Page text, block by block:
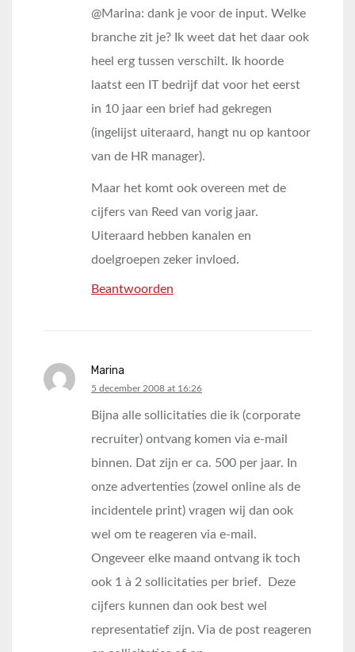
@Marina: dank je voor de input. Welke
branche zit je? Ik weet dat het daar ook
heel erg tussen verschilt. Ik hoorde
laatst een IT bedrijf dat voor het eerst
in 10 jaar een brief had gekregen
(ingelijst uiteraard, hangt nu op kantoor
van de HR manager).
Maar het komt ook overeen met de
cijfers van Reed van vorig jaar.
Uiteraard hebben kanalen en
doelgroepen zeker invloed.
Beantwoorden
Marina
says:
5 december 2008 at 16:26
Bijna alle sollicitaties die ik (corporate
recruiter) ontvang komen via e-mail
binnen. Dat zijn er ca. 500 per jaar. In
onze advertenties (zowel online als de
incidentele print) vragen wij dan ook
wel om te reageren via e-mail.
Ongeveer elke maand ontvang ik toch
ook 1 à 2 sollicitaties per brief. Deze
cijfers kunnen dan ook best wel
representatief zijn. Via de post reageren